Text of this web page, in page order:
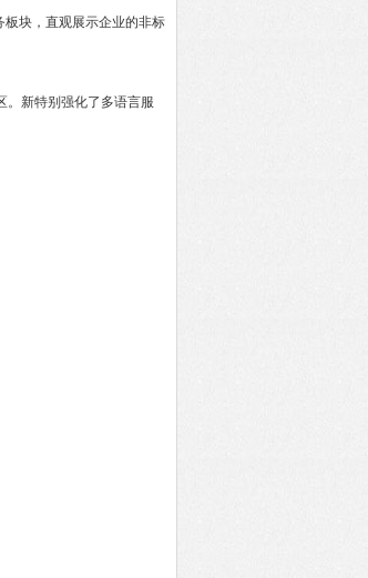
块，直观展示企业的非标
新特别强化了多语言服